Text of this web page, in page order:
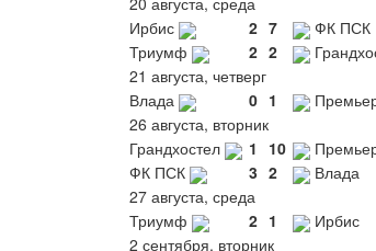
Ирбис
2 7 ФК ПСК
Триумф
2 2
21 августа, четверг
Влада
0 1
26 августа, вторник
Грандхостел
1 10
ФК ПСК
3 2 Влада
27 августа, среда
Триумф
2 1 Ирбис
2 сентября, вторник